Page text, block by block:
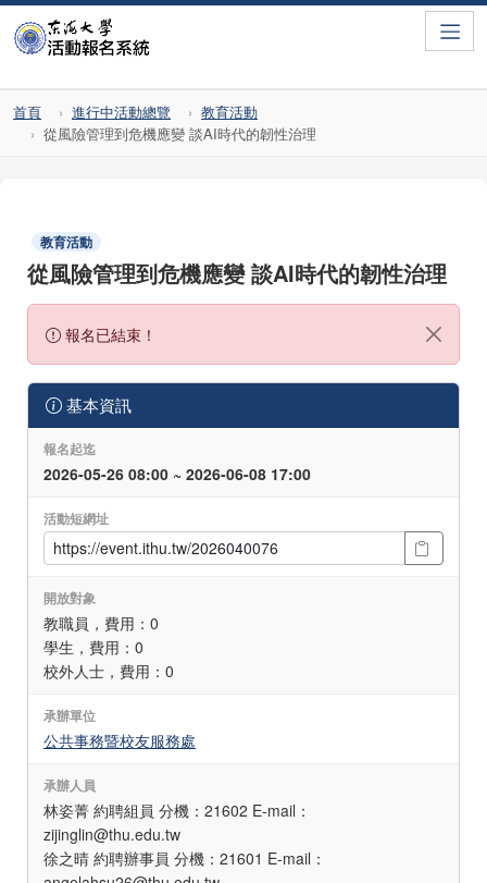
首頁 進行中活動總覽
教育活動
從風險管理到危機應變 談AI時代的韌性治理
教育活動
從風險管理到危機應變 談AI時代的韌性治理
報名已結束！
基本資訊
報名起迄
2026-05-26 08:00 ~ 2026-06-08 17:00
活動短網址
開放對象
教職員，費用：0
學生，費用：0
校外人士，費用：0
承辦單位
公共事務暨校友服務處
承辦人員
林姿菁 約聘組員 分機：21602 E-mail：
zijinglin@thu.edu.tw
徐之晴 約聘辦事員 分機：21601 E-mail：